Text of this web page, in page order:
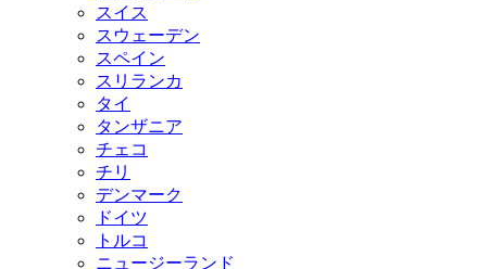
スイス
スウェーデン
スペイン
スリランカ
タイ
タンザニア
チェコ
チリ
デンマーク
ドイツ
トルコ
ニュージーランド